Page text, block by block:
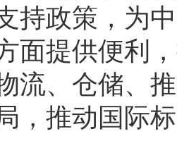
持政策，为
面提供便利
流、仓储、
，推动国际